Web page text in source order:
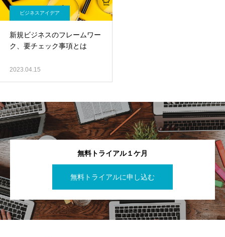
ビジネスアイデア
新規ビジネスのフレームワー
ク、要チェック事項とは
2023.04.15
無料トライアル１ケ月
無料トライアルに申し込む